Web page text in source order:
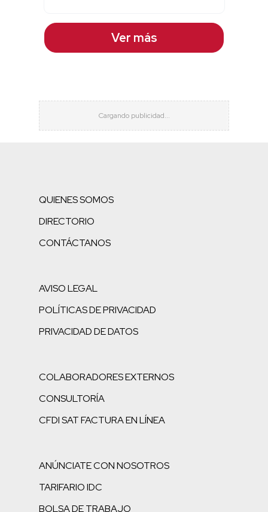
Ver más
QUIENES SOMOS
DIRECTORIO
CONTÁCTANOS
AVISO LEGAL
POLÍTICAS DE PRIVACIDAD
PRIVACIDAD DE DATOS
COLABORADORES EXTERNOS
CONSULTORÍA
CFDI SAT FACTURA EN LÍNEA
ANÚNCIATE CON NOSOTROS
TARIFARIO IDC
BOLSA DE TRABAJO